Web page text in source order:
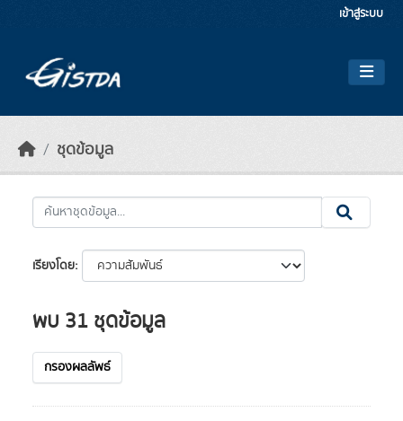
เข้าสู่ระบบ
ชุดข้อมูล
เรียงโดย
พบ 31 ชุดข้อมูล
กรองผลลัพธ์